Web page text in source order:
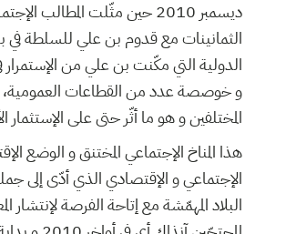
ديسمبر 2010 حين مثّلت
الثمانينات مع قدوم بن علي للسلطة في
الدولية التي مكّنت بن علي من
و خوصصة عدد من القطاعات العمومية،
المختلفين و هو ما أثّر حتى على الإستثمار
هذا المناخ الإجتماعي المختنق و الوضع
الإجتماعي و الإقتصادي الذي أدّى إلى
البلاد المهمّشة مع إتاحة الفرصة